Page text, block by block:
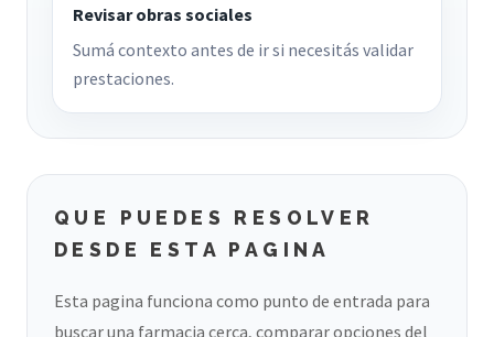
Revisar obras sociales
Sumá contexto antes de ir si necesitás validar
prestaciones.
QUE PUEDES RESOLVER
DESDE ESTA PAGINA
Esta pagina funciona como punto de entrada para
buscar una farmacia cerca, comparar opciones del